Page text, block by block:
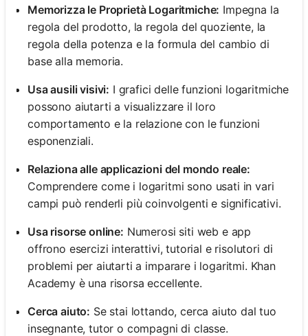
Memorizza le Proprietà Logaritmiche: Impegna la
regola del prodotto, la regola del quoziente, la
regola della potenza e la formula del cambio di
base alla memoria.
Usa ausili visivi: I grafici delle funzioni logaritmiche
possono aiutarti a visualizzare il loro
comportamento e la relazione con le funzioni
esponenziali.
Relaziona alle applicazioni del mondo reale:
Comprendere come i logaritmi sono usati in vari
campi può renderli più coinvolgenti e significativi.
Usa risorse online: Numerosi siti web e app
offrono esercizi interattivi, tutorial e risolutori di
problemi per aiutarti a imparare i logaritmi. Khan
Academy è una risorsa eccellente.
Cerca aiuto: Se stai lottando, cerca aiuto dal tuo
insegnante, tutor o compagni di classe.